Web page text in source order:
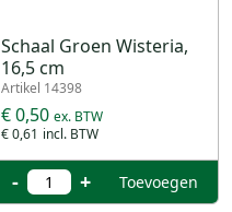
Schaal Groen Wisteria,
16,5 cm
Artikel 14398
€ 0,61
€ 0,50
- + Toevoegen